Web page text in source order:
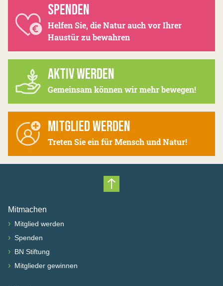
SPENDEN
Helfen Sie, die Natur auch vor Ihrer
Haustür zu bewahren
AKTIV WERDEN
Gemeinsam können wir mehr bewegen!
MITGLIED WERDEN
Treten Sie ein für Mensch und Natur!
Nach oben scrollen
Mitmachen
› Mitglied werden
› Spenden
› BN Stiftung
› Mitglieder gewinnen